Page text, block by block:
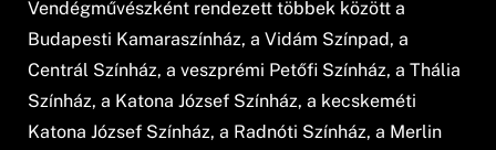
Vendégművészként rendezett többek között a
Budapesti Kamaraszínház, a Vidám Színpad, a
Centrál Színház, a veszprémi Petőfi Színház, a Thália
Színház, a Katona József Színház, a kecskeméti
Katona József Színház, a Radnóti Színház, a Merlin